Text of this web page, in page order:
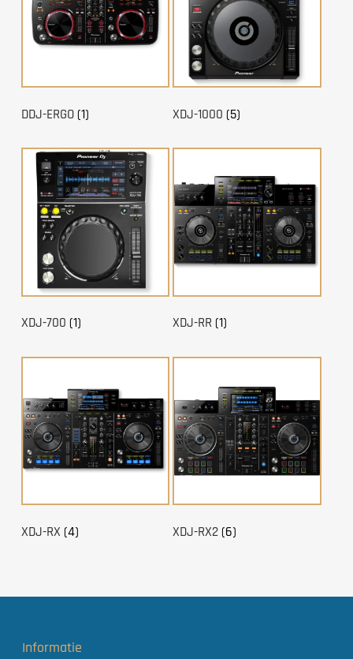
DDJ-ERGO(1) XDJ-1000(5)
XDJ-700 (1) XDJ-RR(1)
XDJ-RX (4) XDJ-RX2(6)
Informatie